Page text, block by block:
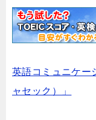
英語コミュニケー
ャセック）」